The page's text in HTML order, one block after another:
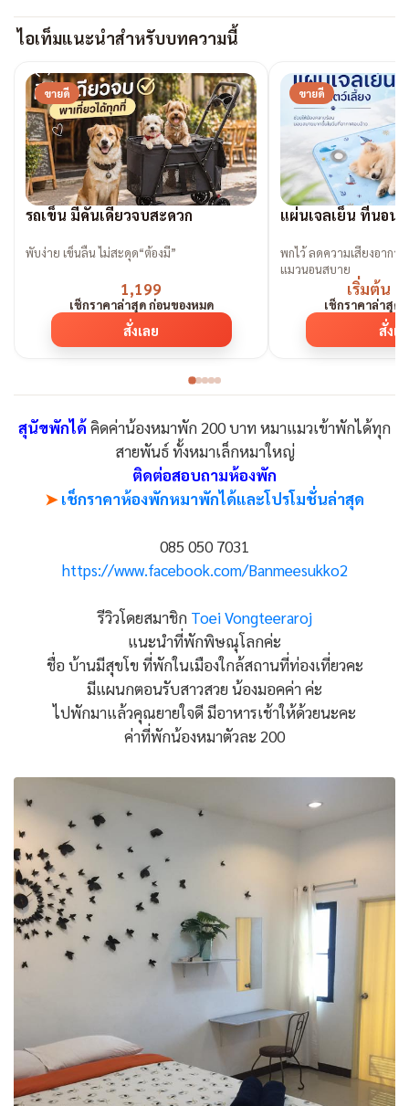
ไอเท็มแนะนำสำหรับบทความนี้
ขายดี
รถเข็น มีคันเดียวจบสะดวก
พับง่าย เข็นลื่น ไม่สะดุด“ต้องมี”
1,199
เช็กราคาล่าสุด ก่อนของหมด
สั่งเลย
ขายดี
แผ่นเจลเย็น ที่นอนเ
พกไว้ ลดความเสี่ยงอากา
แมวนอนสบาย
เริ่มต้น
เช็กราคาล่าสุด
สั่งเ
สุนัขพักได้ คิดค่าน้องหมาพัก 200 บาท หมาแมวเข้าพักได้ทุก
สายพันธ์ ทั้งหมาเล็กหมาใหญ่
ติดต่อสอบถามห้องพัก
➤ เช็กราคาห้องพักหมาพักได้และโปรโมชั่นล่าสุด
085 050 7031
https://www.facebook.com/Banmeesukko2
รีวิวโดยสมาชิก Toei Vongteeraroj
แนะนำที่พักพิษณุโลกค่ะ
ชื่อ บ้านมีสุขโข ที่พักในเมืองใกล้สถานที่ท่องเที่ยวคะ
มีแผนกตอนรับสาวสวย น้องมอคค่า ค่ะ
ไปพักมาแล้วคุณยายใจดี มีอาหารเช้าให้ด้วยนะคะ
ค่าที่พักน้องหมาตัวละ 200